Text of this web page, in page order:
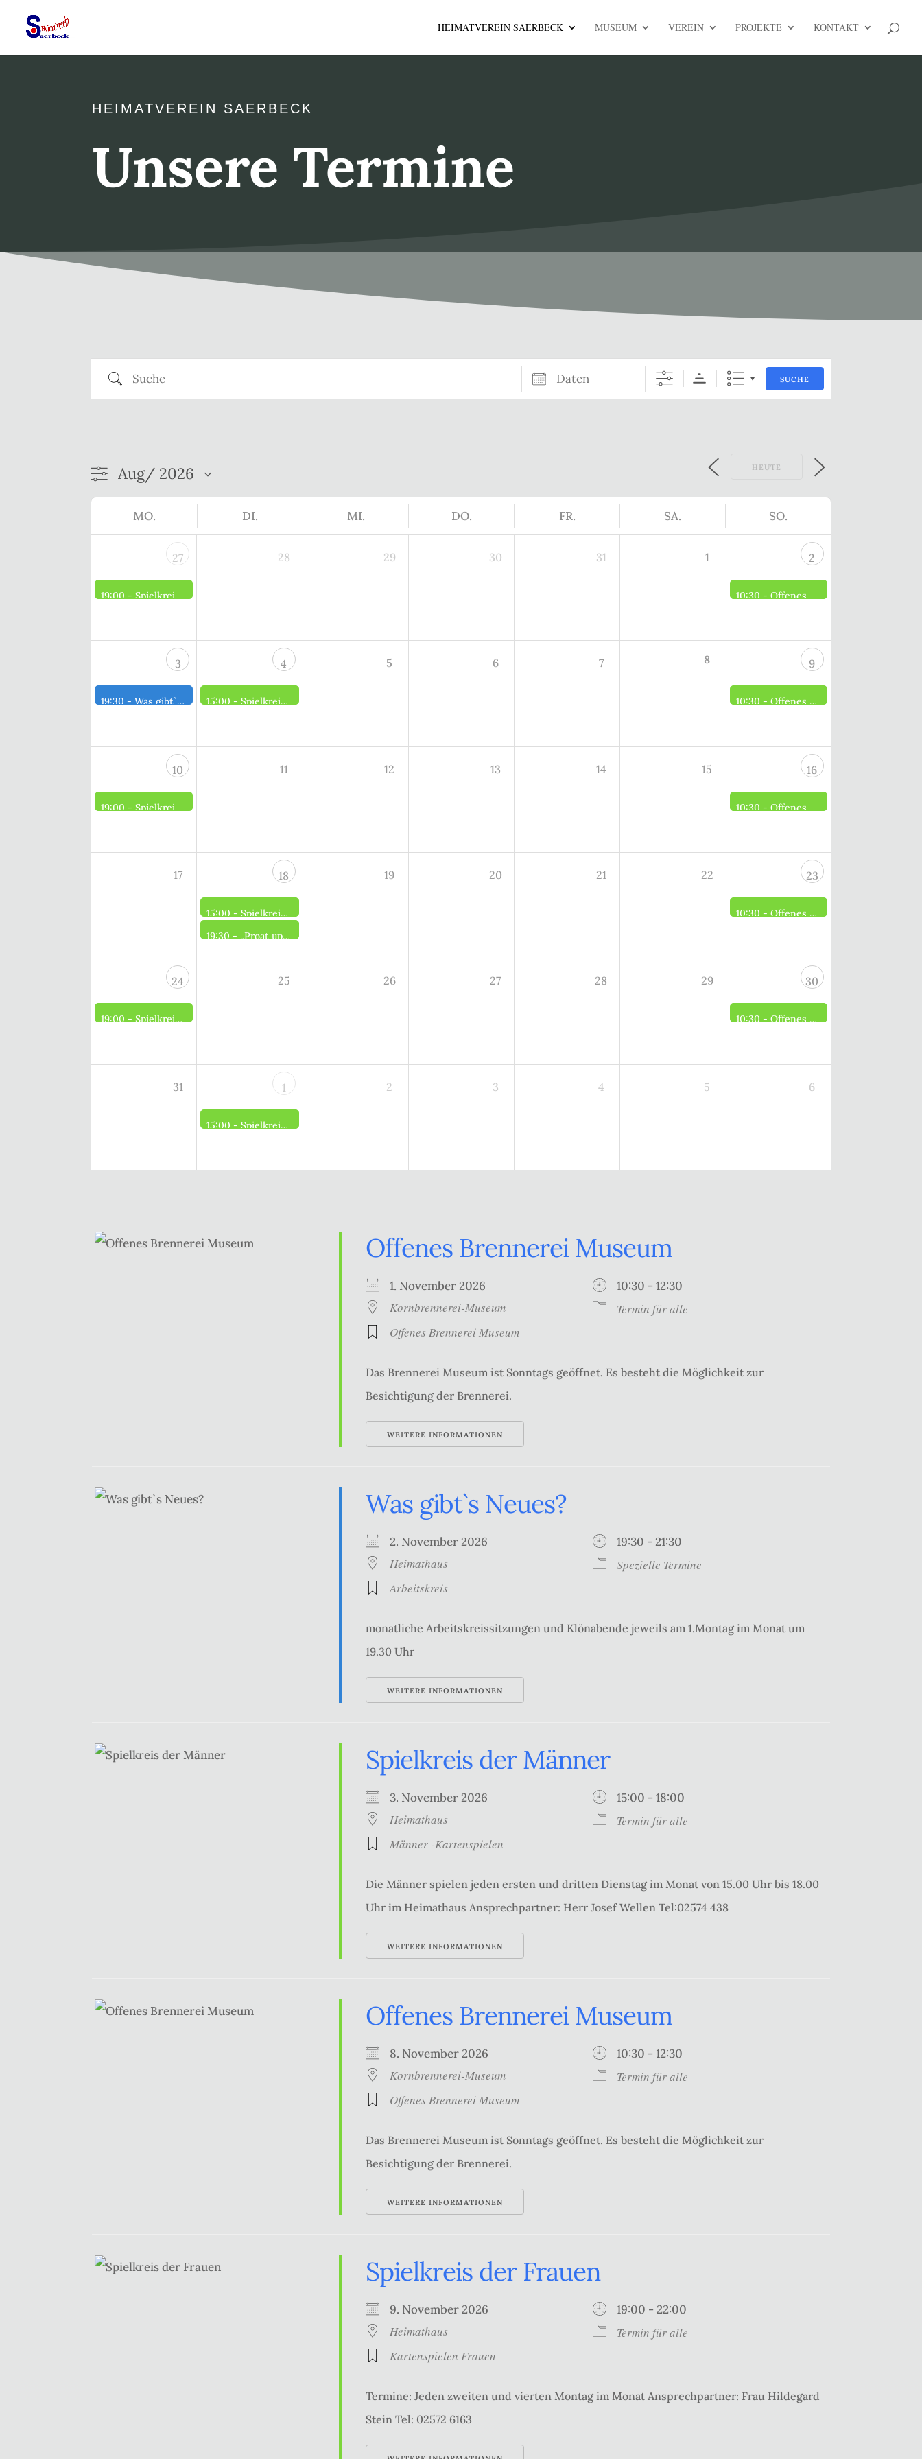
HEIMATVEREIN SAERBECK MUSEUM VEREIN PROJEKTE KONTAKT
HEIMATVEREIN SAERBECK
Unsere Termine
Suche Daten SUCHE
HEUTE
MO. DI. MI. DO. FR. SA. SO.
27
19:00 - Spielkreis der Frauen
28 29 30 31 1 2
10:30 - Offenes Brennerei Museum
3
19:30 - Was gibt`s Neues?
4
15:00 -Spielkreis der Männer
5 6 7 8 9
10:30 - Offenes Brennerei Museum
10
19:00 - Spielkreis der Frauen
11 12 13 14 15 16
10:30 - Offenes Brennerei Museum
17 18
15:00 -Spielkreis der Männer
19:30 - „Proat up Platt“
19 20 21 22 23
10:30 - Offenes Brennerei Museum
24
19:00 - Spielkreis der Frauen
25 26 27 28 29 30
10:30 - Offenes Brennerei Museum
31 1
15:00 -Spielkreis der Männer
2 3 4 5 6
Offenes Brennerei Museum
1. November 2026 10:30 - 12:30
Kornbrennerei-Museum
Termin für alle
Offenes Brennerei Museum
Das Brennerei Museum ist Sonntags geöffnet. Es besteht die Möglichkeit zur
Besichtigung der Brennerei.
WEITERE INFORMATIONEN
Was gibt`s Neues?
2. November 2026 19:30 - 21:30
Heimathaus
Spezielle Termine
Arbeitskreis
monatliche Arbeitskreissitzungen und Klönabende jeweils am 1.Montag im Monat um
19.30 Uhr
WEITERE INFORMATIONEN
Spielkreis der Männer
3. November 2026 15:00 - 18:00
Heimathaus
Termin für alle
Männer -Kartenspielen
Die Männer spielen jeden ersten und dritten Dienstag im Monat von 15.00 Uhr bis 18.00
Uhr im Heimathaus Ansprechpartner: Herr Josef Wellen Tel:02574 438
WEITERE INFORMATIONEN
Offenes Brennerei Museum
8. November 2026 10:30 - 12:30
Kornbrennerei-Museum
Termin für alle
Offenes Brennerei Museum
Das Brennerei Museum ist Sonntags geöffnet. Es besteht die Möglichkeit zur
Besichtigung der Brennerei.
WEITERE INFORMATIONEN
Spielkreis der Frauen
9. November 2026 19:00 - 22:00
Heimathaus
Termin für alle
Kartenspielen Frauen
Termine: Jeden zweiten und vierten Montag im Monat Ansprechpartner: Frau Hildegard
Stein Tel: 02572 6163